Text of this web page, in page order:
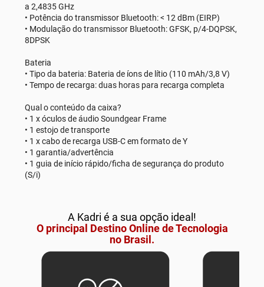
a 2,4835 GHz
• Potência do transmissor Bluetooth: < 12 dBm (EIRP)
• Modulação do transmissor Bluetooth: GFSK, p/4-DQPSK,
8DPSK
Bateria
• Tipo da bateria: Bateria de íons de lítio (110 mAh/3,8 V)
• Tempo de recarga: duas horas para recarga completa
Qual o conteúdo da caixa?
• 1 x óculos de áudio Soundgear Frame
• 1 estojo de transporte
• 1 x cabo de recarga USB-C em formato de Y
• 1 garantia/advertência
• 1 guia de início rápido/ficha de segurança do produto
(S/i)
A Kadri é a sua opção ideal!
O principal Destino Online de Tecnologia
no Brasil.